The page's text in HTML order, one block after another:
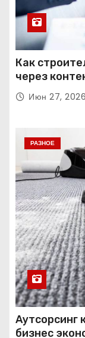
Как
через
Июн 27, 2026
РАЗНОЕ
Аутсорсинг
бизнес